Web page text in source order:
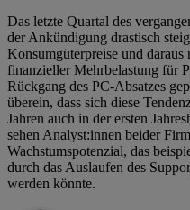
Das letzte Quartal des
der Ankündigung drastisch
Konsumgüterpreise und daraus
finanzieller Mehrbelastung für
Rückgang des PC-Absatzes
überein, dass sich diese
Jahren auch in der ersten
sehen Analyst:innen beider
Wachstumspotenzial, das
durch das Auslaufen des
werden könnte.